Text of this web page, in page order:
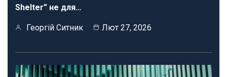
Shelter” не для…
Георгій Ситник Лют 27, 2026